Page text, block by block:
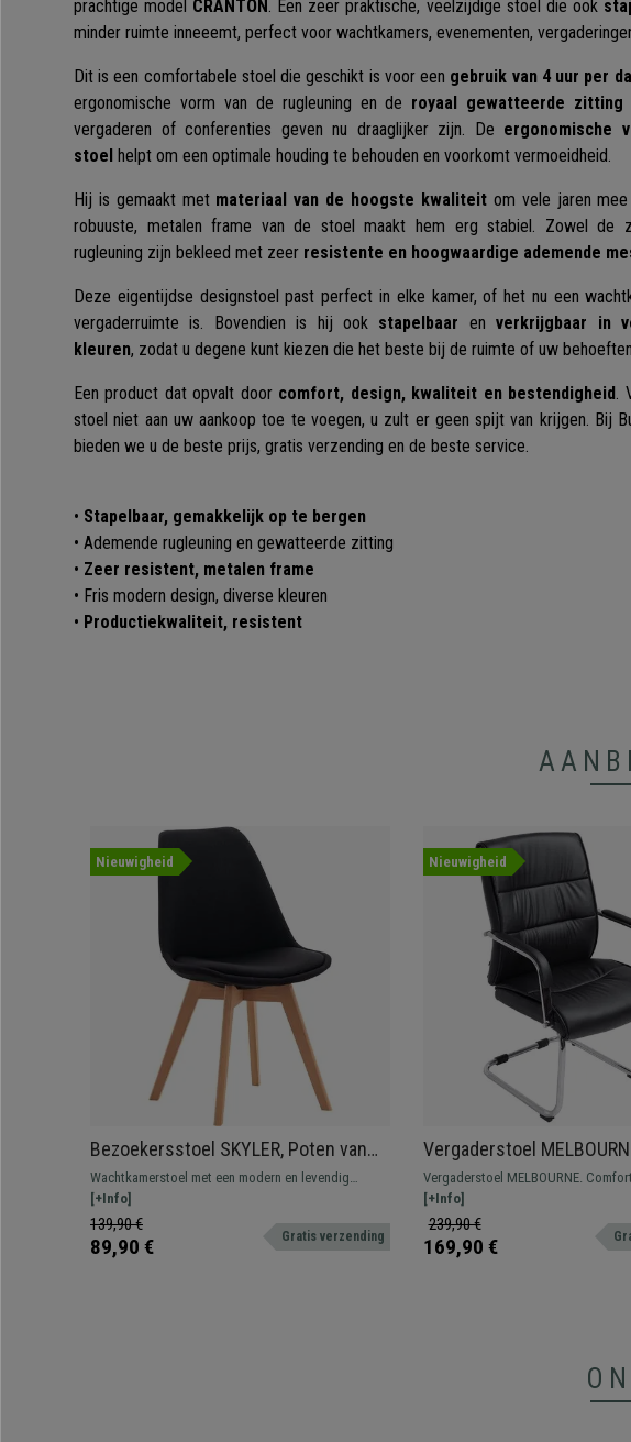
prachtige model CRANTON. Een zeer praktische, veelzijdige stoel die ook
minder ruimte inneeemt, perfect voor wachtkamers, evenementen,
Dit is een comfortabele stoel die geschikt is voor een gebruik van 4 uur per
ergonomische vorm van de rugleuning en de royaal gewatteerde zitting
vergaderen of conferenties geven nu draaglijker zijn. De ergonomische
stoel helpt om een optimale houding te behouden en voorkomt vermoeidheid.
Hij is gemaakt metmateriaal van de hoogste kwaliteitom vele jaren
robuuste, metalen frame van de stoel maakt hem erg stabiel. Zowel de
rugleuning zijn bekleed met zeer resistente en hoogwaardige ademende
Deze eigentijdse designstoel past perfect in elke kamer, of het nu een
vergaderruimte is. Bovendien is hij ook stapelbaar enverkrijgbaar in
kleuren, zodat u degene kunt kiezen die het beste bij de ruimte of uw
Een product dat opvalt door comfort, design, kwaliteit en bestendigheid.
stoel niet aan uw aankoop toe te voegen, u zult er geen spijt van krijgen. Bij
bieden we u de beste prijs, gratis verzending en de beste service.
• Stapelbaar, gemakkelijk op te bergen
• Ademende rugleuning en gewatteerde zitting
• Zeer resistent, metalen frame
• Fris modern design, diverse kleuren
• Productiekwaliteit, resistent
Nieuwigheid
Bezoekersstoel SKYLER, Poten van
Beukenhout, Gestoffeerde Zitting,
Zwart
Wachtkamerstoel met een modern en levendig
design, comfortabel gestoffeerd en met houten
poten. Diverse uitvoeringen en kleuren leverbaar.
[+Info]
139,90 €
89,90 € Gratis verzending
Nieuwigheid
Vergaderstoel
Structuur, Dikke Vulling
Leder
Vergaderstoel MELBOURNE.
rugleuning met dikke vulling, bekleed
hoogwaardig synthetisch leder.
[+Info]
239,90 €
169,90 €